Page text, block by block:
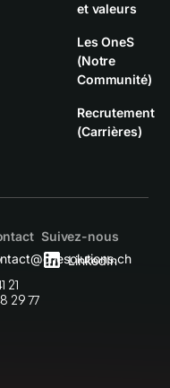
et valeurs
Les OneS
(Notre
Communité)
Recrutement
(Carrières)
21
29 77
Suivez-nous
LinkedIn